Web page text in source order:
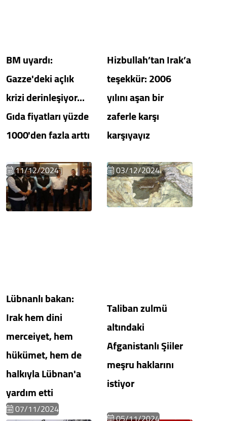
11/12/2024
BM uyardı:
Gazze'deki açlık
krizi derinleşiyor...
Gıda fiyatları yüzde
1000'den fazla arttı
03/12/2024
Hizbullah’tan Irak’a
teşekkür: 2006
yılını aşan bir
zaferle karşı
karşıyayız
07/11/2024
Lübnanlı bakan:
Irak hem dini
merceiyet, hem
hükümet, hem de
halkıyla Lübnan'a
yardım etti
Taliban zulmü
altındaki
Afganistanlı Şiiler
meşru haklarını
istiyor